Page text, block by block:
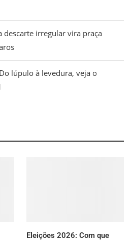
descarte irregular vira praça
lúpulo à levedura, veja o
Eleições 2026: Com que